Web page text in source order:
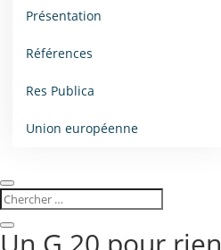
Présentation
Références
Res Publica
Union européenne